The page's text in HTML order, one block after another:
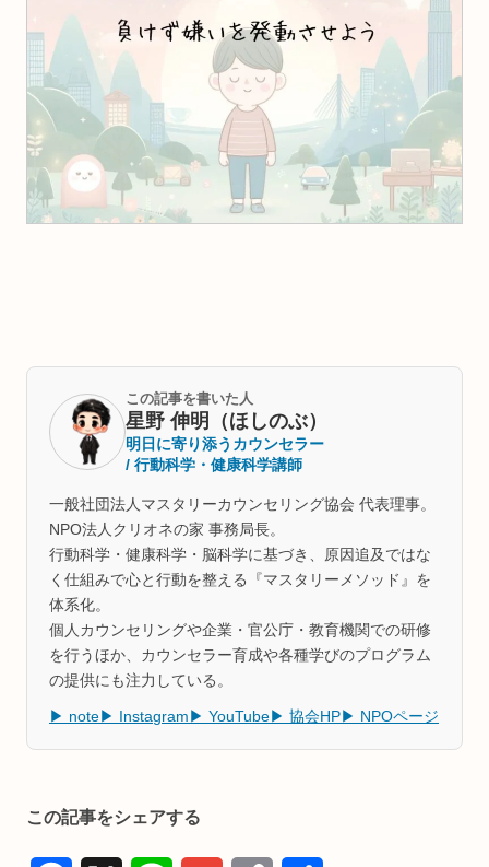
この記事を書いた人
星野 伸明（ほしのぶ）
明日に寄り添うカウンセラー
/ 行動科学・健康科学講師
一般社団法人マスタリーカウンセリング協会 代表理事。
NPO法人クリオネの家 事務局長。
行動科学・健康科学・脳科学に基づき、原因追及ではな
く仕組みで心と行動を整える『マスタリーメソッド』を
体系化。
個人カウンセリングや企業・官公庁・教育機関での研修
を行うほか、カウンセラー育成や各種学びのプログラム
の提供にも注力している。
▶ note▶ Instagram ▶ YouTube▶ 協会HP▶ NPOページ
この記事をシェアする